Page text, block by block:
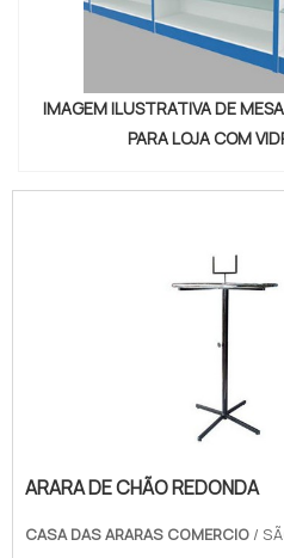
IMAGEM ILUSTRATIVA DE
PARA LOJA COM
ARARA DE CHÃO REDONDA
CASA DAS ARARAS COMERCIO /